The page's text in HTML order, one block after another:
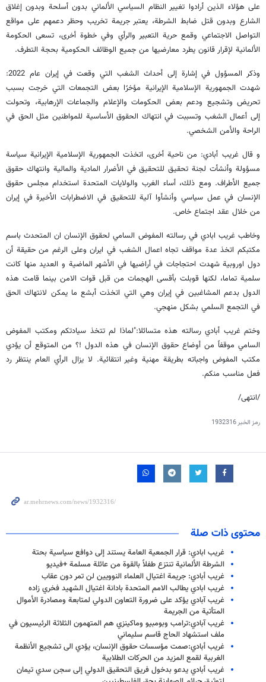
على هؤلاء الذين أرادوا تغيير النظام السياسي الألماني بدون أسلحة وبدون إغلاق
الشارع وبدون قتل ضابط الشرطة، يعتبر جريمة تخريب وحظر دعمهم على مواقع
التواصل الاجتماعي وقمع حرية التعبير والرأي وفي خطوة أخرى، تسعى الحكومة
الألمانية لإقرار قانون يطرد معارضيها من جميع الوظائف الحكومية بحجة التطرف.
وذكر المسؤول في إشارة إلى أحداث الشغب التي وقعت في إيران عام 2022:
شهدت الجمهورية الإسلامية الإيرانية مؤخرًا بعض التجمعات التي خرجت بسبب
تحريض وتشجيع ودعم بعض الحكومات والإعلام والجماعات الإرهابية، وتحولت
إلى أعمال الشغب وتسببت في انتهاك الحقوق الأساسية للمواطنين مثل الحق في
الراحة والأمن الشخصي.
و قال غريب أبادي: من ناحية أخرى، اتخذت الجمهورية الإسلامية الإيرانية سياسة
مسؤولة وأنشأت لجنة تحقيق للتحقيق في الأضرار المادية والمالية وانتهاك حقوق
جميع الأطراف. ومع ذلك، أساء الغرب والولايات المتحدة استخدام مجلس حقوق
الإنسان في عمل سياسي وأنشأوا آلية للتحقيق في الاضطرابات الأخيرة في إيران
من خلال عقد اجتماع خاص.
وخاطب غريب ابادي في رسالته المفوض السامي لحقوق الإنسان ان المتحدث باسم
مكتبكم اتخذ عدة مواقف تجاه اعمال الشغب في ايران وعلى الرغم من حقيقة أن
دول اوروبية شهدت احتجاجات في أراضيها في الأشهر الماضية و العديد منها كانت
سلمية تماما، لكنها قوبلت بأقسى الهجمات من قبل قوات الامن بينما قامت هذه
الدول بدعم المشاغبين في إيران وهي التي اتخذت أبشع ما يمكن لانتهاك الحق
في التجمع السلمي بشكل منهجي.
وختم غريب أبادي رسالته هذه متسائلا:"لماذا لم تتخذ سيادتكم ومكتب المفوض
السامي موقفاً من أوضاع حقوق الإنسان في هذه الدول !؟ من المتوقع أن يؤدي
مكتب المفوض واجباته بطريقة مهنية وغير انتقائية. لا يزال الرأي العام ينتظر رد
فعل مناسب منكم.
/انتهى/
رمز الخبر1932316
محتوى ذات صلة
غريب ابادي: قرار الجمعية العامة يستند إلى دوافع سياسية بحتة
الشرطة الألمانية تنتزع طفلاً بالقوة من عائلة مسلمة +فیدیو
غريب أبادي: جريمة اغتيال العلماء النوويين لن تمر دون عقاب
غريب ابادي يطالب الامم المتحدة بادانة اغتيال الشهيد فخري زاده
غريب آبادي يؤكد على ضرورة التعاون الدولي لمتابعة ومصادرة الأموال
المتأتية من الجريمة
غريب آبادي:ترامب وبومبيو وماكينزي هم المتهمون الثلاثة الرئيسيون في
ملف استشهاد الحاج قاسم سليماني
غريب أبادي:صمت مؤسسات حقوق الإنسان، يؤدي الى تشجيع الأنظمة
الغربية لقمع المزيد من الحركات الطلابية
غريب أبادي يدعو بدخول فريق التحقيق الدولي إلى سجن سدي تيمان